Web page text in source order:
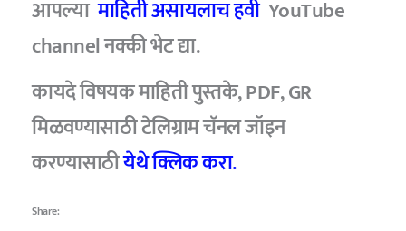
आपल्यामाहिती असायलाच हवी YouTube
channel नक्की भेट द्या.
कायदे विषयक माहिती पुस्तके, PDF, GR
मिळवण्यासाठी टेलिग्राम चॅनल जॉइन
करण्यासाठीयेथे क्लिक करा.
Share: